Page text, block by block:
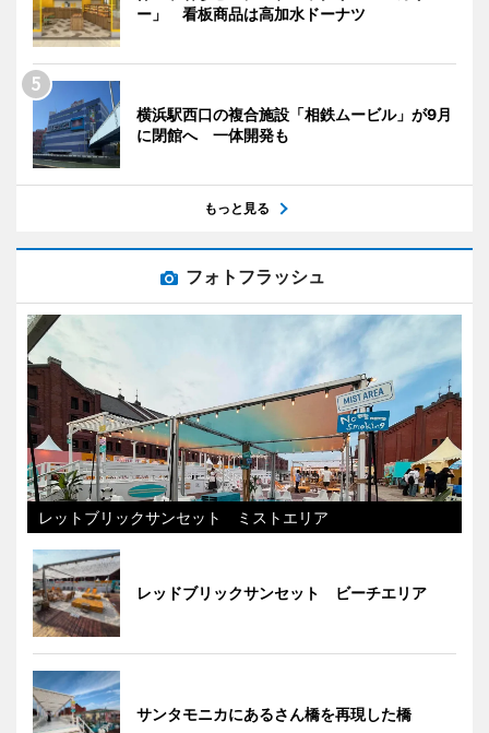
ー」 看板商品は高加水ドーナツ
横浜駅西口の複合施設「相鉄ムービル」が9月
に閉館へ 一体開発も
もっと見る
フォトフラッシュ
レットブリックサンセット ミストエリア
レッドブリックサンセット ビーチエリア
サンタモニカにあるさん橋を再現した橋